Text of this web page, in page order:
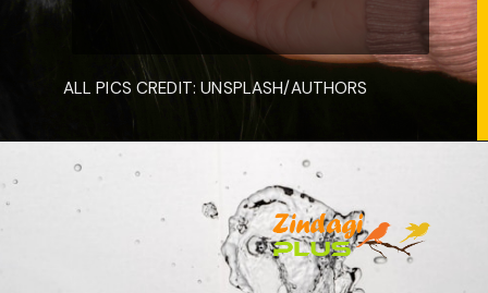
ALL PICS CREDIT: UNSPLASH/AUTHORS